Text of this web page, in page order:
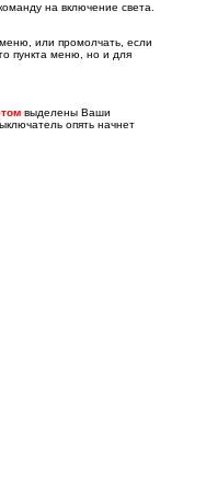
на включение света.
или промолчать, если
пункта меню, но и для
выделены Ваши
опять начнет